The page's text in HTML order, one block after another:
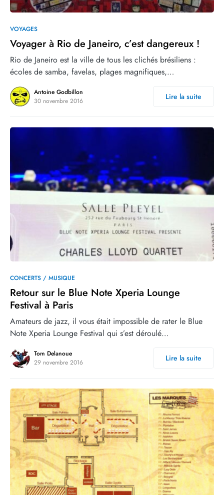
VOYAGES
Voyager à Rio de Janeiro, c’est dangereux !
Rio de Janeiro est la ville de tous les clichés brésiliens :
écoles de samba, favelas, plages magnifiques,…
Antoine Godbillon
30 novembre 2016
Lire la suite
0
CONCERTS / MUSIQUE
Retour sur le Blue Note Xperia Lounge
Festival à Paris
Amateurs de jazz, il vous était impossible de rater le Blue
Note Xperia Lounge Festival qui s’est déroulé…
Tom Delanoue
29 novembre 2016
Lire la suite